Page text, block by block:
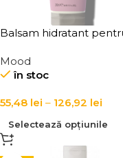
Balsam hidratant
Conditioner
Mood
în stoc
55,48 lei – 126,92 lei
Selectează opțiunile